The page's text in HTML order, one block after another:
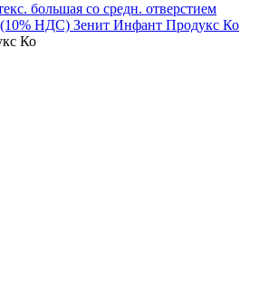
большая со средн. отверстием
(10% НДС) Зенит Инфант Продукс Ко
Ко